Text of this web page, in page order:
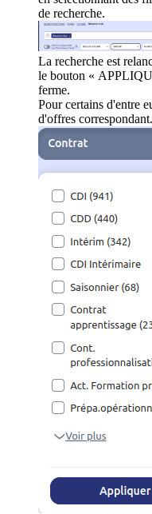
de recherche.
La recherche est
le bouton «
ferme.
Pour certains d'entre
d'offres correspondant.